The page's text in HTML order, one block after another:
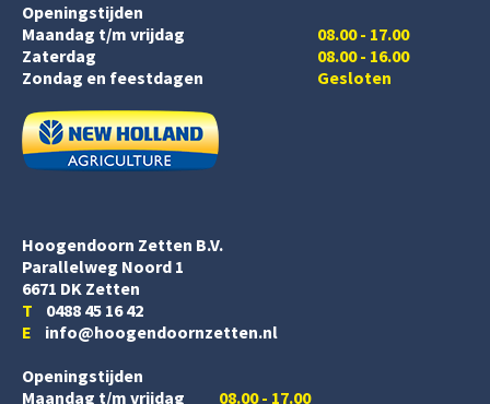
Openingstijden
Maandag t/m vrijdag
Zaterdag
08.00 - 17.00
08.00 - 16.00
Zondag en feestdagen
Gesloten
Hoogendoorn Zetten B.V.
Parallelweg Noord 1
6671 DK Zetten
T 0488 45 16 42
E info@hoogendoornzetten.nl
Openingstijden
Maandag t/m vrijdag
08.00 - 17.00